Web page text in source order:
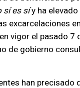
sí es síy ha
excarcelaciones
vigor el pasado 7
de gobierno
han precisado